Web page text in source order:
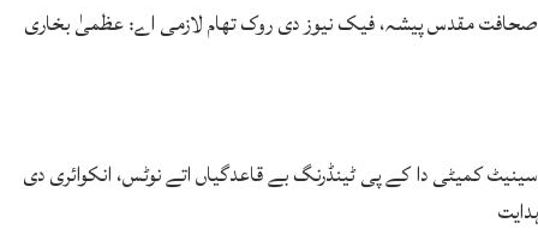
صحافت مقدس پیشہ، فیک نیوز دی روک تھام لازمی اے: عظمیٰ بخاری
سینیٹ کمیٹی دا کے پی ٹینڈرنگ بے قاعدگیاں اتے نوٹس، انکوائری دی
ہدایت